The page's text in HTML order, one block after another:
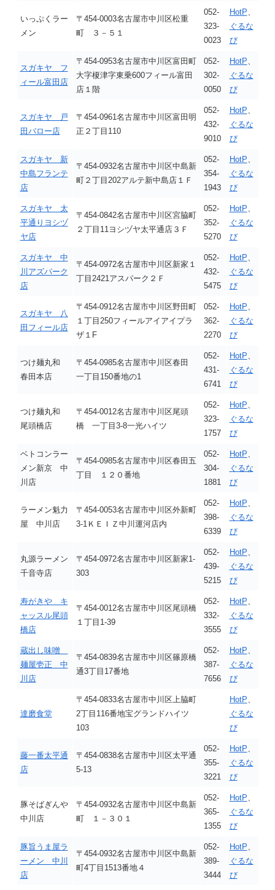
いっぷくラー
メン
〒454-0003名古屋市中川区松重
町 ３－５１
052-
323-
0023
HotP
ぐるな
び
スガキヤ フ
ィール富田店
〒454-0953名古屋市中川区富田町
大字榎津字東乗600フィール富田
店１階
052-
302-
0050
HotP
ぐるな
び
スガキヤ 戸
田バロー店
〒454-0961名古屋市中川区富田明
正２丁目110
052-
432-
9010
HotP
ぐるな
び
スガキヤ 新
中島フランテ
店
〒454-0932名古屋市中川区中島新
町２丁目202アルテ新中島店１Ｆ
052-
354-
1943
HotP
ぐるな
び
スガキヤ 太
平通りヨシヅ
ヤ店
〒454-0842名古屋市中川区宮脇町
２丁目11ヨシヅヤ太平通店３Ｆ
052-
352-
5270
HotP
ぐるな
び
スガキヤ 中
川アズパーク
店
〒454-0972名古屋市中川区新家１
丁目2421アスパーク２Ｆ
052-
432-
5475
HotP
ぐるな
び
スガキヤ 八
田フィール店
〒454-0912名古屋市中川区野田町
１丁目250フィールアイアイプラ
ザ１F
052-
362-
2270
HotP
ぐるな
び
つけ麺丸和
春田本店
〒454-0985名古屋市中川区春田
一丁目150番地の1
052-
431-
6741
HotP
ぐるな
び
つけ麺丸和
尾頭橋店
〒454-0012名古屋市中川区尾頭
橋 一丁目3-8一光ハイツ
052-
323-
1757
HotP
ぐるな
び
ベトコンラー
メン新京 中
川店
〒454-0985名古屋市中川区春田五
丁目 １２０番地
052-
304-
1881
HotP
ぐるな
び
ラーメン魁力
屋 中川店
〒454-0053名古屋市中川区外新町
3-1ＫＥＩＺ中川運河店内
052-
398-
6339
HotP
ぐるな
び
丸源ラーメン
千音寺店
〒454-0972名古屋市中川区新家1-
303
052-
439-
5215
HotP
ぐるな
び
寿がきや キ
ャッスル尾頭
橋店
〒454-0012名古屋市中川区尾頭橋
１丁目1-39
052-
332-
3555
HotP
ぐるな
び
蔵出し味噌
麺屋壱正 中
川店
〒454-0839名古屋市中川区篠原橋
通3丁目17番地
052-
387-
7656
HotP
ぐるな
び
達磨食堂
〒454-0833名古屋市中川区上脇町
2丁目116番地宝グランドハイツ
103
HotP
ぐるな
び
藤一番太平通
店
〒454-0838名古屋市中川区太平通
5-13
052-
355-
3221
HotP
ぐるな
び
豚そばぎんや
中川店
〒454-0932名古屋市中川区中島新
町 １－３０１
052-
365-
1355
HotP
ぐるな
び
豚旨うま屋ラ
ーメン 中川
店
〒454-0932名古屋市中川区中島新
町4丁目1513番地４
052-
389-
3444
HotP
ぐるな
び